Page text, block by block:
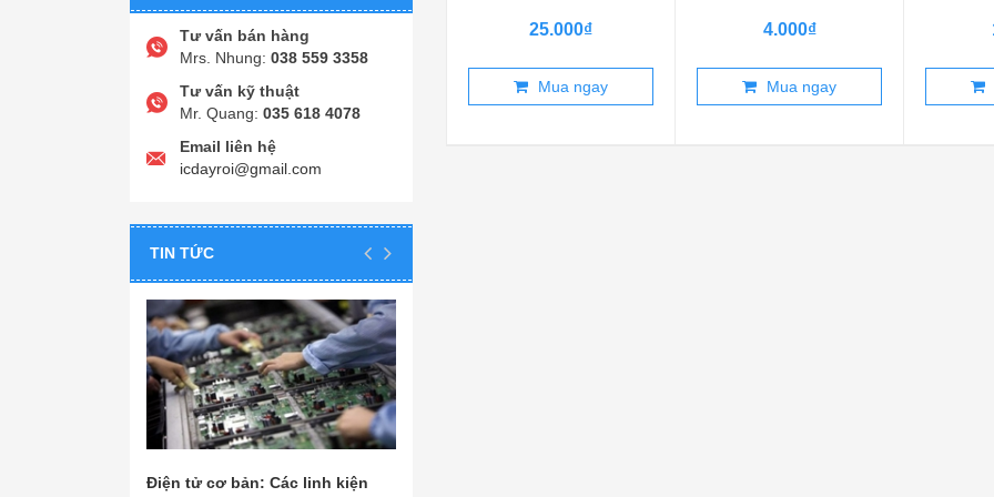
Tư vấn bán hàng
Mrs. Nhung: 038 559 3358
Tư vấn kỹ thuật
Mr. Quang: 035 618 4078
Email liên hệ
icdayroi@gmail.com
TIN TỨC
Điện tử cơ bản: Các linh kiện
25.000₫
Mua ngay
4.000₫
Mua ngay